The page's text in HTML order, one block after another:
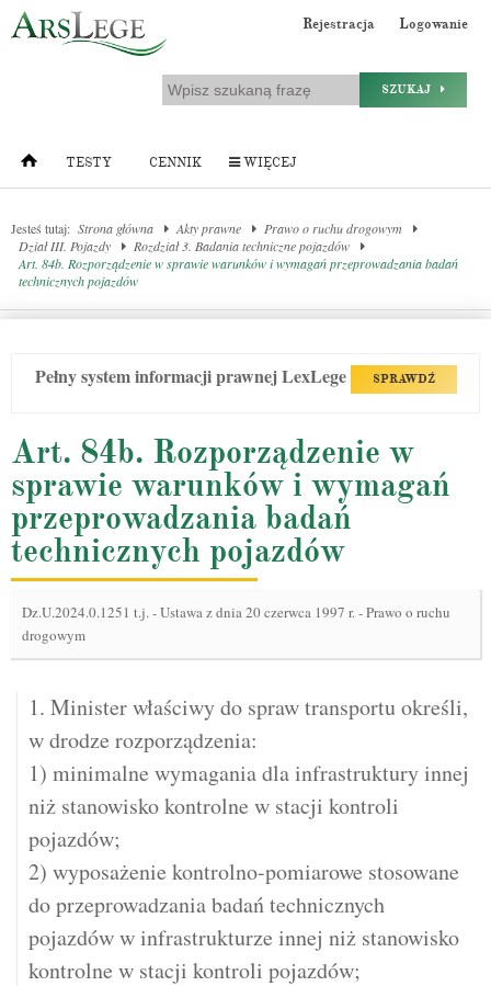
Rejestracja Logowanie
SZUKAJ
TESTY CENNIK WIĘCEJ
Jesteś tutaj: Strona główna Akty prawne
Prawo o ruchu drogowym
Dział III. Pojazdy
Rozdział 3. Badania techniczne pojazdów
Art. 84b. Rozporządzenie w sprawie warunków i wymagań przeprowadzania badań
technicznych pojazdów
Pełny system informacji prawnej LexLege SPRAWDŹ
Art. 84b. Rozporządzenie w
sprawie warunków i wymagań
przeprowadzania badań
technicznych pojazdów
Dz.U.2024.0.1251 t.j.-Ustawa z dnia 20 czerwca 1997 r. - Prawo o ruchu
drogowym
1. Minister właściwy do spraw transportu określi,
w drodze rozporządzenia:
1) minimalne wymagania dla infrastruktury innej
niż stanowisko kontrolne w stacji kontroli
pojazdów;
2) wyposażenie kontrolno-pomiarowe stosowane
do przeprowadzania badań technicznych
pojazdów w infrastrukturze innej niż stanowisko
kontrolne w stacji kontroli pojazdów;